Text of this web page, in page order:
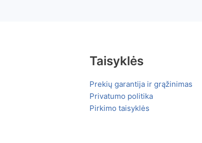
Taisyklės
Prekių garantija ir grąžinimas
Privatumo politika
Pirkimo taisyklės